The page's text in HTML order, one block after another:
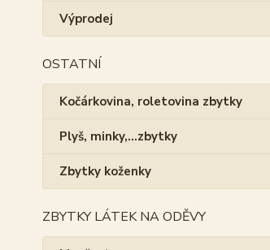
Výprodej
OSTATNÍ
Kočárkovina, roletovina zbytky
Plyš, minky,...zbytky
Zbytky koženky
ZBYTKY LÁTEK NA ODĚVY